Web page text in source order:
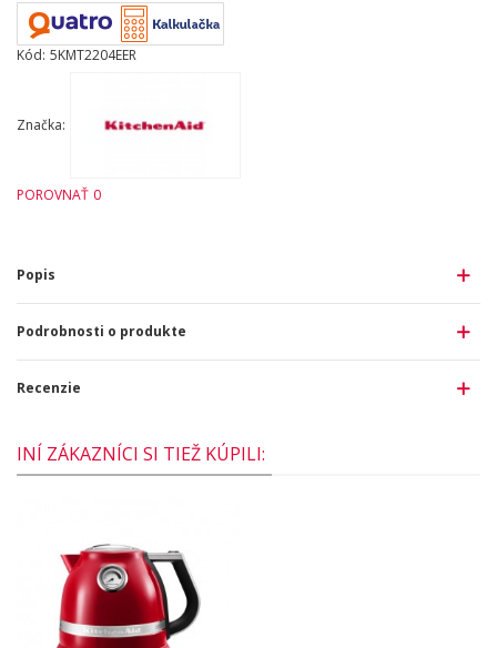
Kód: 5KMT2204EER
Značka:
POROVNAŤ 0
Popis
Podrobnosti o produkte
Recenzie
INÍ ZÁKAZNÍCI SI TIEŽ KÚPILI: